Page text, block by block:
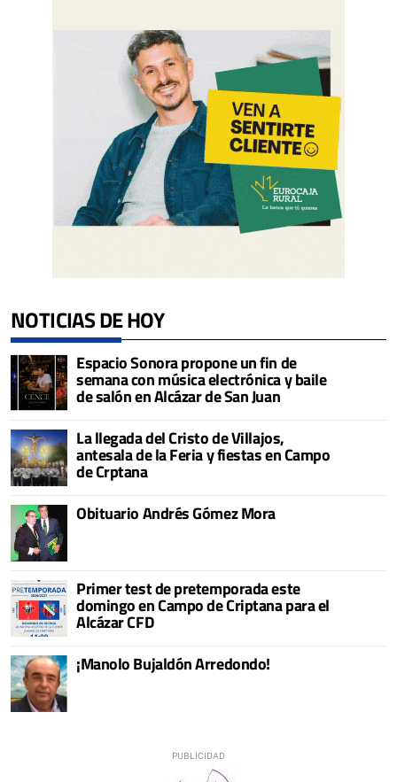
NOTICIAS DE HOY
Espacio Sonora propone un fin de
semana con música electrónica y baile
de salón en Alcázar de San Juan
La llegada del Cristo de Villajos,
antesala de la Feria y fiestas en Campo
de Crptana
Obituario Andrés Gómez Mora
Primer test de pretemporada este
domingo en Campo de Criptana para el
Alcázar CFD
¡Manolo Bujaldón Arredondo!